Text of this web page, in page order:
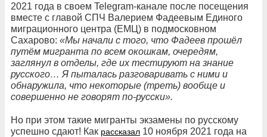
2021 года в своем Telegram-канале после посещения
вместе с главой СПЧ Валерием Фадеевым Единого
миграционного центра (ЕМЦ) в подмосковном
Сахарово: «Мы начали с того, что Фадеев прошёл
путём мигранта по всем окошкам, очередям,
заглянул в отделы, где их тестируют на знание
русского… Я пыталась разговаривать с ними и
обнаружила, что некоторые (треть) вообще и
совершенно не говорят по-русски».
Но при этом такие мигранты экзамены по русскому
успешно сдают! Как рассказал 10 ноября 2021 года на